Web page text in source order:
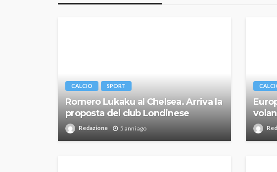
CALCIO SPORT
Romero Lukaku al Chelsea. Arriva la
proposta del club Londinese
Redazione 5 anni ago